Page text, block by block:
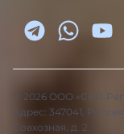
© 2026 ООО «СБЛ-
Адрес: 347041,
Совхозная, д. 2.